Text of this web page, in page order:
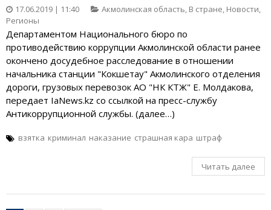
17.06.2019 | 11:40 Акмолинская область, В стране, Новости,
Регионы
Департаментом Национального бюро по
противодействию коррупции Акмолинской области ранее
окончено досудебное расследование в отношении
начальника станции "Кокшетау" Акмолинского отделения
дороги, грузовых перевозок АО "НК КТЖ" Е. Молдакова,
передает IaNews.kz со ссылкой на пресс-службу
Антикоррупционной службы. (далее…)
взятка криминал наказание страшная кара штраф
Читать далее